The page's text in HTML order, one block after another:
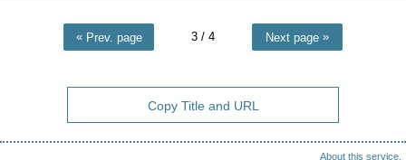
Prev. page 3 / 4 Next page
Copy Title and URL
About this service.